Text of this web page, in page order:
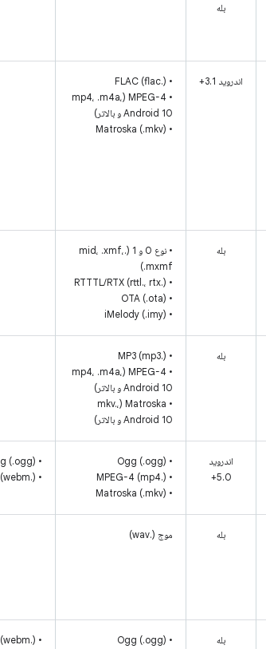
بله
اندروید 3.1+
• FLAC (flac.)
• MPEG-4 (mp4، .m4a،
Android 10 و بالاتر)
• Matroska (.mkv)
بله
• نوع 0 و 1 (.mid، .xmf،
.mxmf)
• RTTTL/RTX (rttl.، rtx.)
• OTA (.ota)
• iMelody (.imy)
بله
• MP3 (mp3.)
• MPEG-4 (mp4، .m4a،
Android 10 و بالاتر)
• Matroska (mkv.،
Android 10 و بالاتر)
اندروید
5.0+
• Ogg (.ogg)
• MPEG-4 (mp4.)
• Matroska (.mkv)
• Ogg (.ogg)
•
(webm.)
بله موج (.wav)
بله
• Ogg (.ogg)
•
(webm.)